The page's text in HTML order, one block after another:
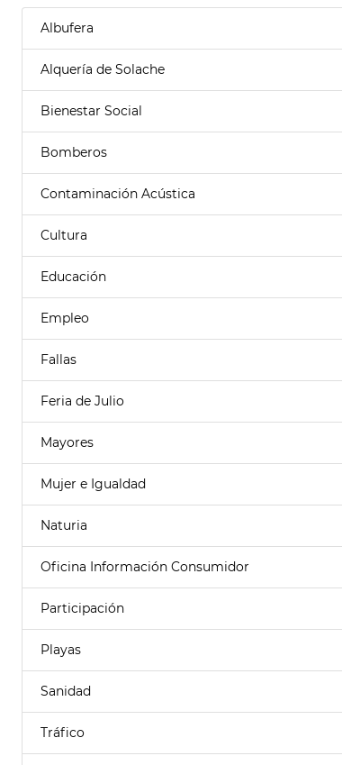
Albufera
Alquería de Solache
Bienestar Social
Bomberos
Contaminación Acústica
Cultura
Educación
Empleo
Fallas
Feria de Julio
Mayores
Mujer e Igualdad
Naturia
Oficina Información Consumidor
Participación
Playas
Sanidad
Tráfico